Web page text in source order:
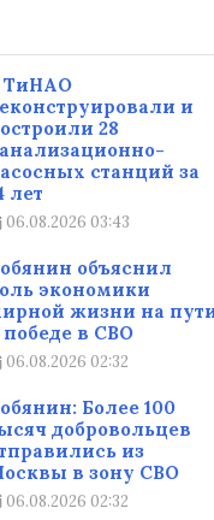
ТиНАО
и
28
станций за
лет
06.08.2026 03:43
объяснил
экономики
жизни на
победе в СВО
06.08.2026 02:32
Более 100
добровольцев
из
в зону СВО
06.08.2026 02:32